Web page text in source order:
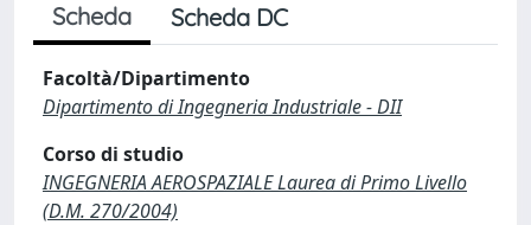
Scheda Scheda DC
Facoltà/Dipartimento
Dipartimento di Ingegneria Industriale - DII
Corso di studio
INGEGNERIA AEROSPAZIALE Laurea di Primo Livello
(D.M. 270/2004)